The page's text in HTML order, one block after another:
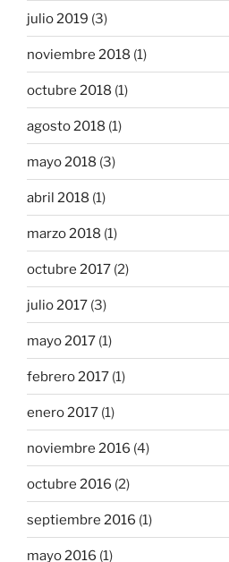
julio 2019 (3)
noviembre 2018 (1)
octubre 2018 (1)
agosto 2018 (1)
mayo 2018 (3)
abril 2018 (1)
marzo 2018 (1)
octubre 2017 (2)
julio 2017 (3)
mayo 2017 (1)
febrero 2017 (1)
enero 2017 (1)
noviembre 2016 (4)
octubre 2016 (2)
septiembre 2016 (1)
mayo 2016 (1)